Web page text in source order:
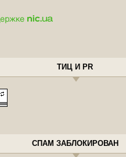
ТИЦ И PR
СПАМ ЗАБЛОКИРОВАН